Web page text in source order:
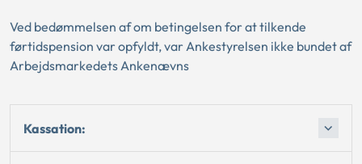
Ved bedømmelsen af om betingelsen for at tilkende
førtidspension var opfyldt, var Ankestyrelsen ikke bundet af
Arbejdsmarkedets Ankenævns
Kassation: